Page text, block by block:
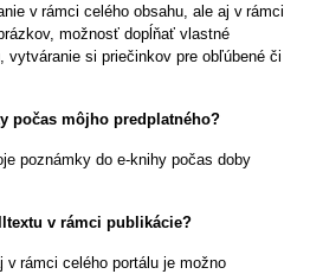
v rámci celého obsahu, ale aj v rámci
možnosť dopĺňať vlastné
si priečinkov pre obľúbené či
počas môjho predplatného?
poznámky do e-knihy počas doby
v rámci publikácie?
v rámci celého portálu je možno